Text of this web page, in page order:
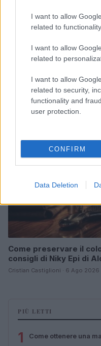
I want to allow
related to
I want to allow
related to
I want to allow
related to security,
functionality and
user protection.
CONFIRM
Data Deletion
Come indossare le
Cristian Castiglioni · 6 Ago 2026
Come preservare il
consigli di Niky Epi di
Cristian Castiglioni · 6 Ago 2026
PIÙ LETTI
1 Come ottenere una